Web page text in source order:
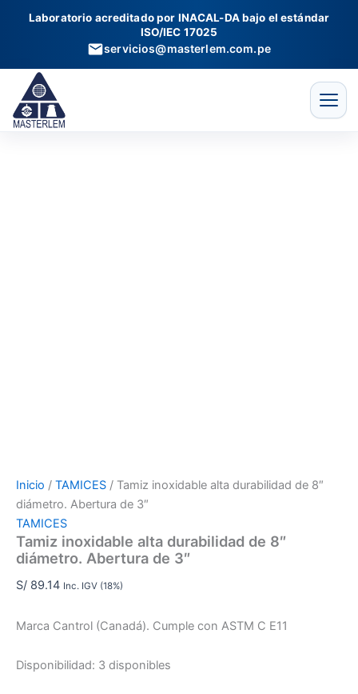
Laboratorio acreditado por INACAL-DA bajo el estándar
ISO/IEC 17025
servicios@masterlem.com.pe
Inicio / TAMICES / Tamiz inoxidable alta durabilidad de 8″
diámetro. Abertura de 3″
TAMICES
Tamiz inoxidable alta durabilidad de 8″
diámetro. Abertura de 3″
S/ 89.14 Inc. IGV (18%)
Marca Cantrol (Canadá). Cumple con ASTM C E11
Disponibilidad: 3 disponibles
inoxidable
de
diámetro.
Abertura